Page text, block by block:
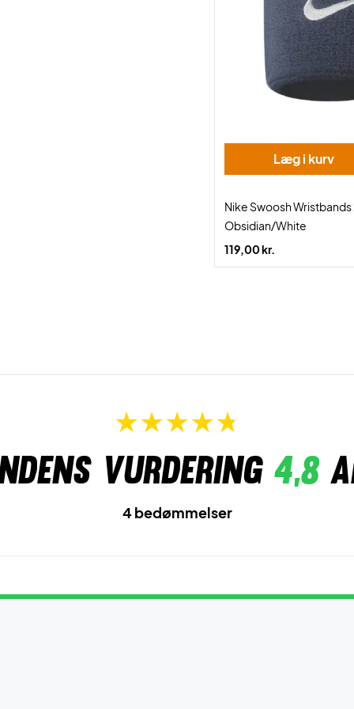
Læg i kurv
Nike Swoosh
Obsidian/White
119,00 kr.
vurdering 4,8
4 bedømmelser